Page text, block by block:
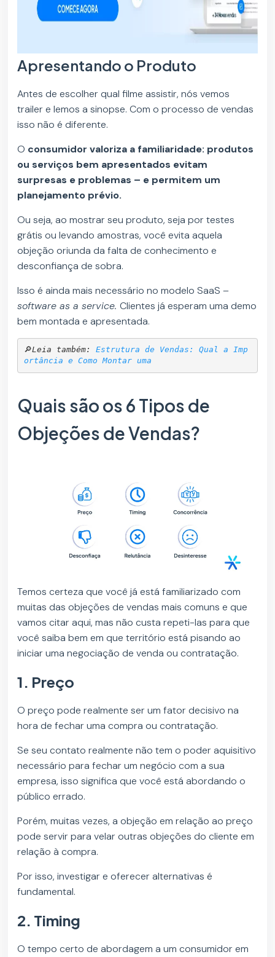
Apresentando o Produto
Antes de escolher qual filme assistir, nós vemos
trailer e lemos a sinopse. Com o processo de vendas
isso não é diferente.
O consumidor valoriza a familiaridade: produtos
ou serviços bem apresentados evitam
surpresas e problemas – e permitem um
planejamento prévio.
Ou seja, ao mostrar seu produto, seja por testes
grátis ou levando amostras, você evita aquela
objeção oriunda da falta de conhecimento e
desconfiança de sobra.
Isso é ainda mais necessário no modelo SaaS –
software as a service.Clientes já esperam uma demo
bem montada e apresentada.
🔎Leia também: Estrutura de Vendas: Qual a Imp
ortância e Como Montar uma
Quais são os 6 Tipos de
Objeções de Vendas?
Temos certeza que você já está familiarizado com
muitas das objeções de vendas mais comuns e que
vamos citar aqui, mas não custa repeti-las para que
você saiba bem em que território está pisando ao
iniciar uma negociação de venda ou contratação.
1. Preço
O preço pode realmente ser um fator decisivo na
hora de fechar uma compra ou contratação.
Se seu contato realmente não tem o poder aquisitivo
necessário para fechar um negócio com a sua
empresa, isso significa que você está abordando o
público errado.
Porém, muitas vezes, a objeção em relação ao preço
pode servir para velar outras objeções do cliente em
relação à compra.
Por isso, investigar e oferecer alternativas é
fundamental.
2. Timing
O tempo certo de abordagem a um consumidor em